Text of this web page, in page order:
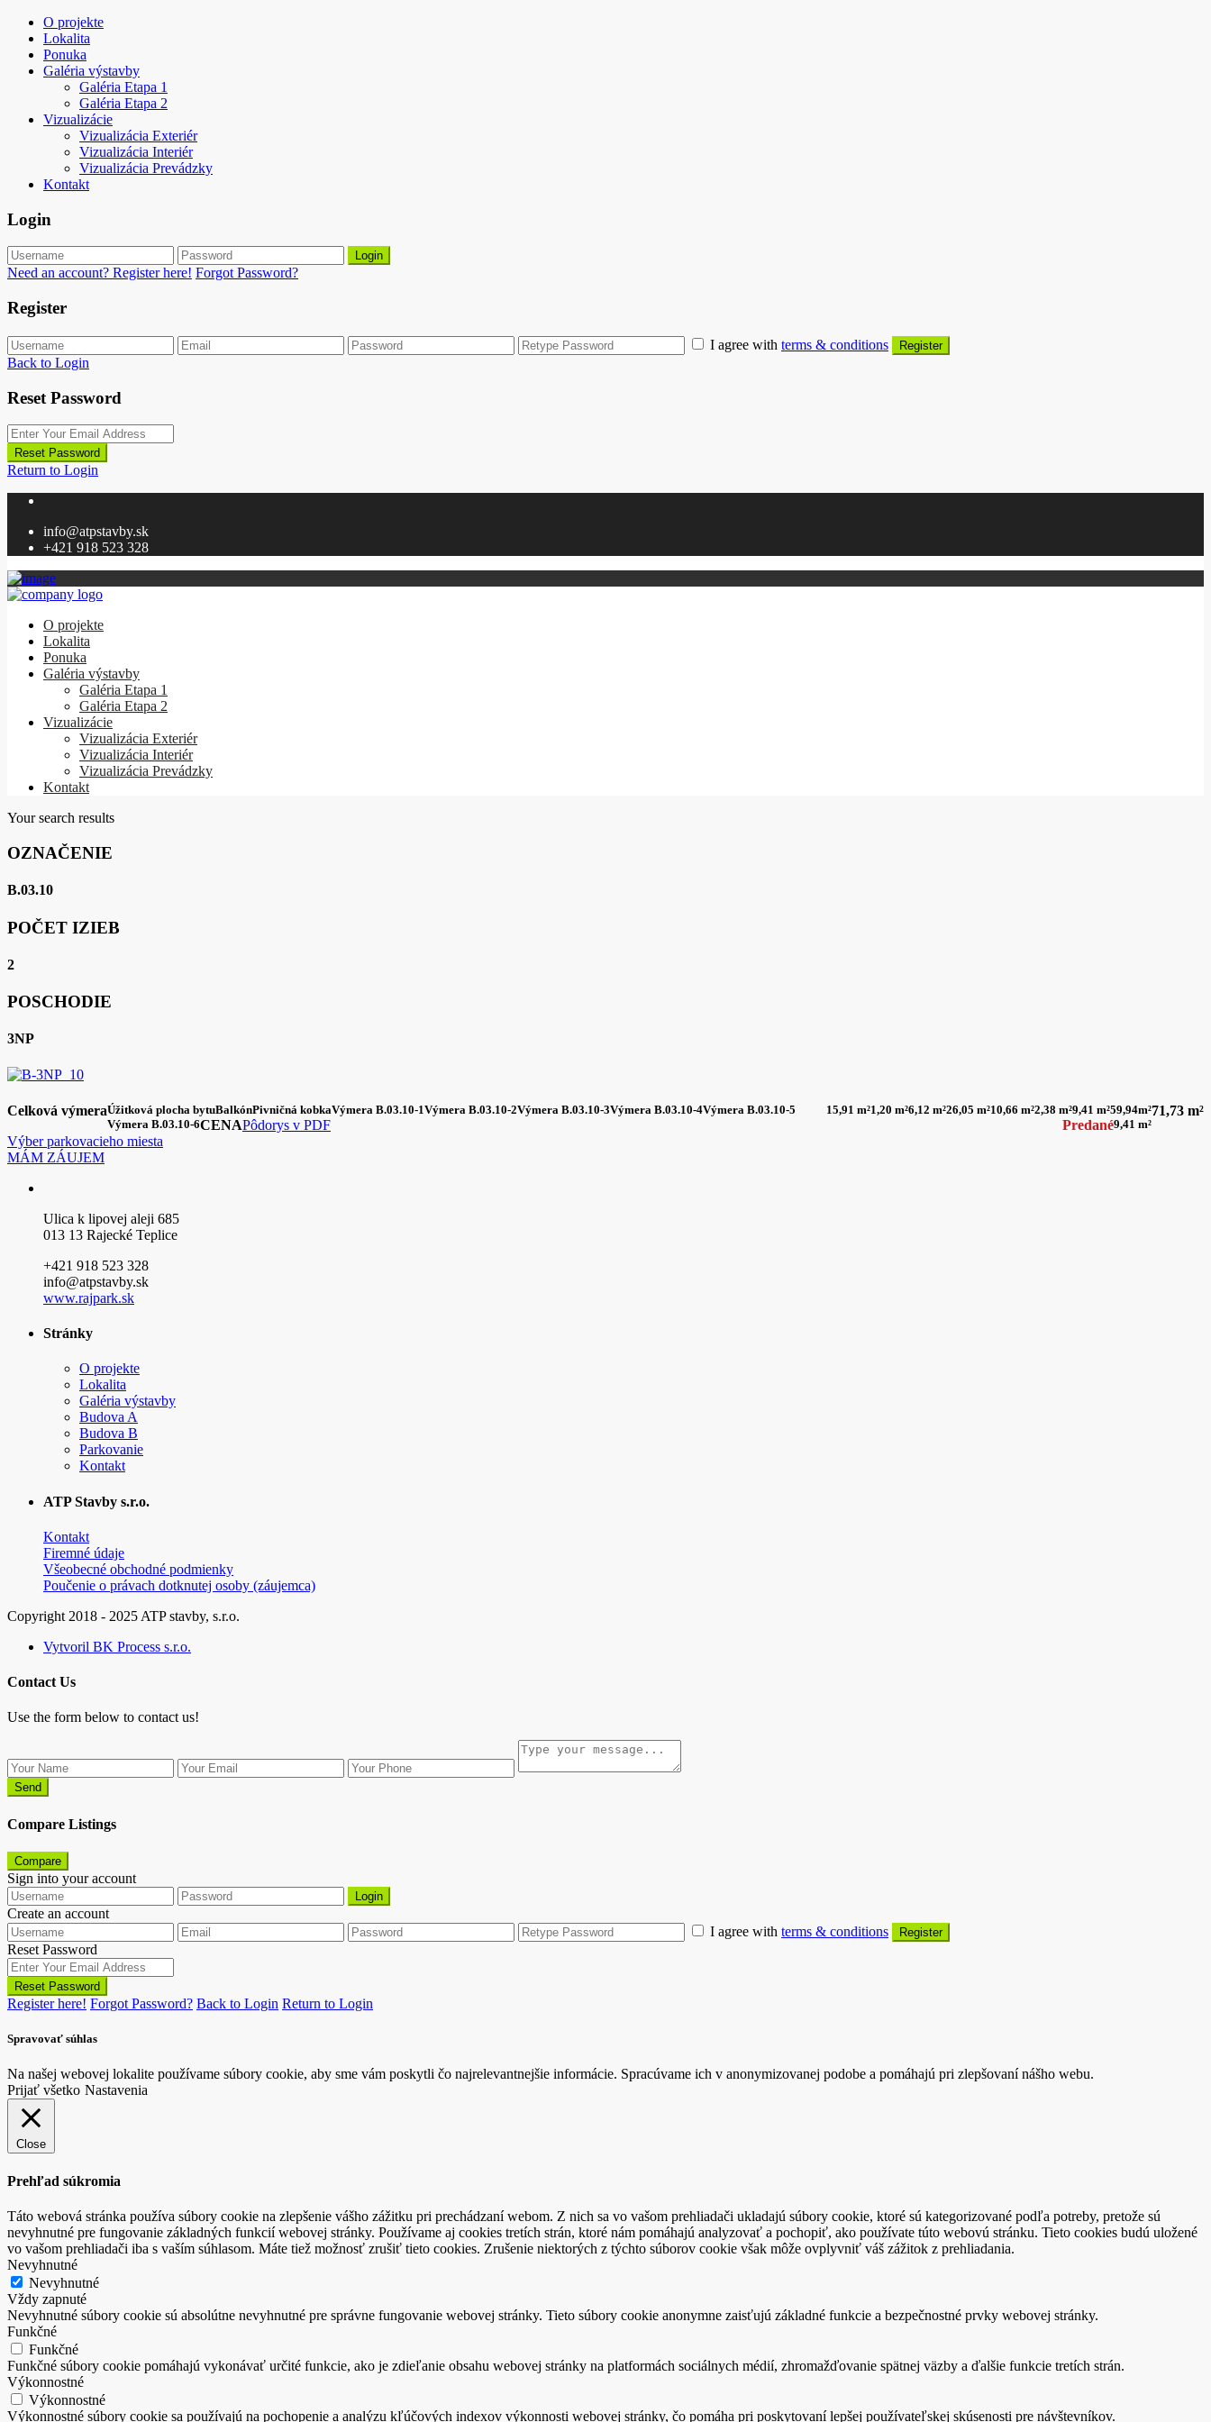
O projekte
Lokalita
Ponuka
Galéria výstavby
Galéria Etapa 1
Galéria Etapa 2
Vizualizácie
Vizualizácia Exteriér
Vizualizácia Interiér
Vizualizácia Prevádzky
Kontakt
Login
Login
Need an account? Register here! Forgot Password?
Register
I agree with terms & conditions Register
Back to Login
Reset Password
Reset Password
Return to Login
info@atpstavby.sk
+421 918 523 328
O projekte
Lokalita
Ponuka
Galéria výstavby
Galéria Etapa 1
Galéria Etapa 2
Vizualizácie
Vizualizácia Exteriér
Vizualizácia Interiér
Vizualizácia Prevádzky
Kontakt
Your search results
OZNAČENIE
B.03.10
POČET IZIEB
2
POSCHODIE
3NP
Celková výmera 71,73 m²
Úžitková plocha bytu 59,94m²
Balkón 9,41 m²
Pivničná kobka 2,38 m²
Výmera B.03.10-1 10,66 m²
Výmera B.03.10-2 26,05 m²
Výmera B.03.10-3 6,12 m²
Výmera B.03.10-4 1,20 m²
Výmera B.03.10-5
15,91 m²
Výmera B.03.10-6
9,41 m²
CENA Predané
Pôdorys v PDF
Výber parkovacieho miesta
MÁM ZÁUJEM
Ulica k lipovej aleji 685
013 13 Rajecké Teplice
+421 918 523 328
info@atpstavby.sk
www.rajpark.sk
Stránky
O projekte
Lokalita
Galéria výstavby
Budova A
Budova B
Parkovanie
Kontakt
ATP Stavby s.r.o.
Kontakt
Firemné údaje
Všeobecné obchodné podmienky
Poučenie o právach dotknutej osoby (záujemca)
Copyright 2018 - 2025 ATP stavby, s.r.o.
Vytvoril BK Process s.r.o.
Contact Us
Use the form below to contact us!
Send
Compare Listings
Compare
Sign into your account
Login
Create an account
I agree with terms & conditions Register
Reset Password
Reset Password
Register here! Forgot Password? Back to Login Return to Login
Spravovať súhlas
Na našej webovej lokalite používame súbory cookie, aby sme vám poskytli čo najrelevantnejšie informácie. Spracúvame ich v anonymizovanej podobe a pomáhajú pri zlepšovaní nášho webu.
Prijať všetko Nastavenia
Close
Prehľad súkromia
Táto webová stránka používa súbory cookie na zlepšenie vášho zážitku pri prechádzaní webom. Z nich sa vo vašom prehliadači ukladajú súbory cookie, ktoré sú kategorizované podľa potreby, pretože sú
nevyhnutné pre fungovanie základných funkcií webovej stránky. Používame aj cookies tretích strán, ktoré nám pomáhajú analyzovať a pochopiť, ako používate túto webovú stránku. Tieto cookies budú uložené
vo vašom prehliadači iba s vaším súhlasom. Máte tiež možnosť zrušiť tieto cookies. Zrušenie niektorých z týchto súborov cookie však môže ovplyvniť váš zážitok z prehliadania.
Nevyhnutné
Nevyhnutné
Vždy zapnuté
Nevyhnutné súbory cookie sú absolútne nevyhnutné pre správne fungovanie webovej stránky. Tieto súbory cookie anonymne zaisťujú základné funkcie a bezpečnostné prvky webovej stránky.
Funkčné
Funkčné
Funkčné súbory cookie pomáhajú vykonávať určité funkcie, ako je zdieľanie obsahu webovej stránky na platformách sociálnych médií, zhromažďovanie spätnej väzby a ďalšie funkcie tretích strán.
Výkonnostné
Výkonnostné
Výkonnostné súbory cookie sa používajú na pochopenie a analýzu kľúčových indexov výkonnosti webovej stránky, čo pomáha pri poskytovaní lepšej používateľskej skúsenosti pre návštevníkov.